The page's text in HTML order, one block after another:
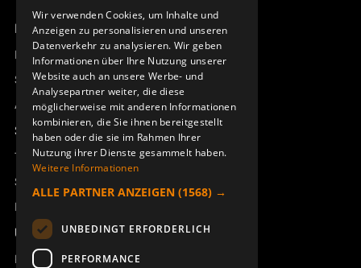
Produktübersicht
Remotus
Sesam
Access_Ctrl
Support
Technischer Support
Service buchen
Handbücher und Videoanleitungen
Über Åkerströms
Kontakt
DEUTSCH
Wir verwenden Cookies, um Inhalte und
Anzeigen zu personalisieren und unseren
Datenverkehr zu analysieren. Wir geben
Informationen über Ihre Nutzung unserer
Website auch an unsere Werbe- und
Analysepartner weiter, die diese
möglicherweise mit anderen Informationen
kombinieren, die Sie ihnen bereitgestellt
haben oder die sie im Rahmen Ihrer
Nutzung ihrer Dienste gesammelt haben.
Weitere Informationen
ALLE PARTNER ANZEIGEN (1568) →
UNBEDINGT ERFORDERLICH
PERFORMANCE